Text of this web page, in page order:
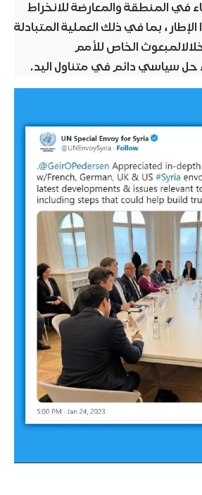
في المنطقة والمعارضة للانخراط
، بما في ذلك العملية المتبادلة
الخاص للأمم
حل سياسي دائم في متناول اليد.